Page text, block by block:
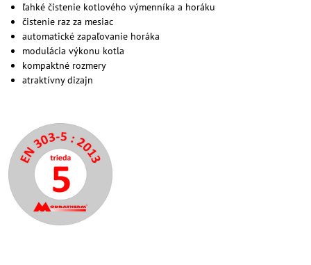
ľahké čistenie kotlového výmenníka a horáku
čistenie raz za mesiac
automatické zapaľovanie horáka
modulácia výkonu kotla
kompaktné rozmery
atraktívny dizajn